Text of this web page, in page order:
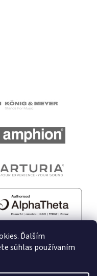
Ďalším
súhlas používaním